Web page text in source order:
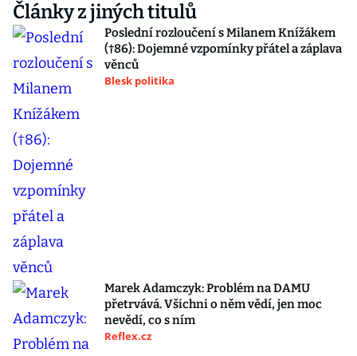
Články z jiných titulů
Poslední rozloučení s Milanem Knížákem
(†86): Dojemné vzpomínky přátel a záplava
věnců
Blesk politika
Marek Adamczyk: Problém na DAMU
přetrvává. Všichni o něm vědí, jen moc
nevědí, co s ním
Reflex.cz